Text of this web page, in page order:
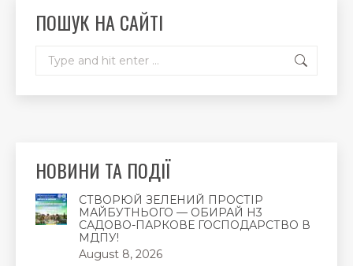
windowwindowwindow
ПОШУК НА САЙТІ
НОВИНИ ТА ПОДІЇ
СТВОРЮЙ ЗЕЛЕНИЙ ПРОСТІР
МАЙБУТНЬОГО — ОБИРАЙ Н3
САДОВО-ПАРКОВЕ ГОСПОДАРСТВО В
МДПУ!
August 8, 2026